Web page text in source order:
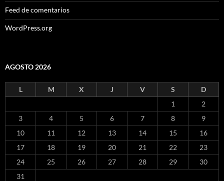
Feed de comentarios
WordPress.org
AGOSTO 2026
L M X J V S
D
1
2
3
4 5 6 7 8
9
10
11 12 13 14 15
16
17
18 19 20 21 22
23
24
25 26 27 28 29
30
31